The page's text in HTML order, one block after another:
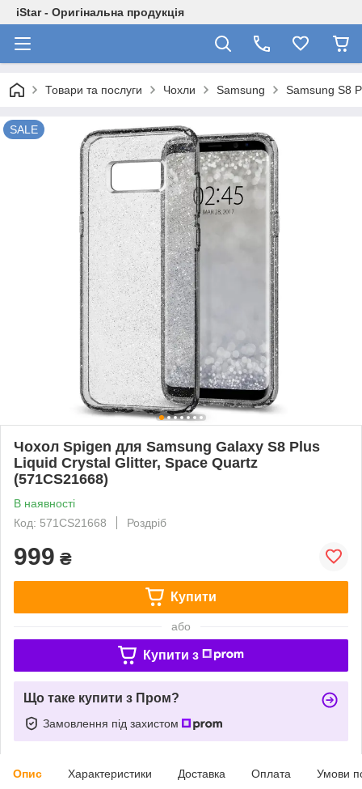
iStar - Оригінальна продукція
Товари та послуги Чохли Samsung Samsung S8
SALE
Чохол Spigen для Samsung Galaxy S8 Plus
Liquid Crystal Glitter, Space Quartz
(571CS21668)
В наявності
Код: 571CS21668
Роздріб
999 ₴
Купити
або
Купити з
Що таке купити з Пром?
Замовлення під захистом
Опис Характеристики Доставка Оплата Умови